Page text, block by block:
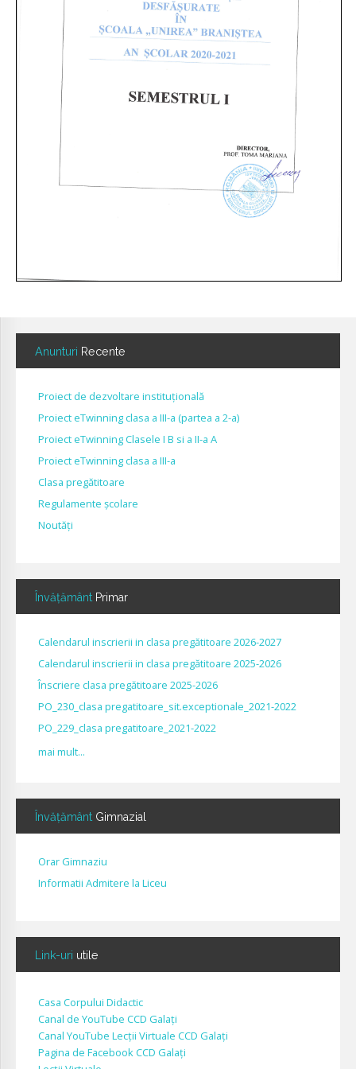
Anunturi Recente
Proiect de dezvoltare instituțională
Proiect eTwinning clasa a III-a (partea a 2-a)
Proiect eTwinning Clasele I B si a II-a A
Proiect eTwinning clasa a III-a
Clasa pregătitoare
Regulamente școlare
Noutăți
Învățământ Primar
Calendarul inscrierii in clasa pregătitoare 2026-2027
Calendarul inscrierii in clasa pregătitoare 2025-2026
Înscriere clasa pregătitoare 2025-2026
PO_230_clasa pregatitoare_sit.exceptionale_2021-2022
PO_229_clasa pregatitoare_2021-2022
mai mult...
Învățământ Gimnazial
Orar Gimnaziu
Informatii Admitere la Liceu
Link-uri utile
Casa Corpului Didactic
Canal de YouTube CCD Galați
Canal YouTube Lecții Virtuale CCD Galați
Pagina de Facebook CCD Galați